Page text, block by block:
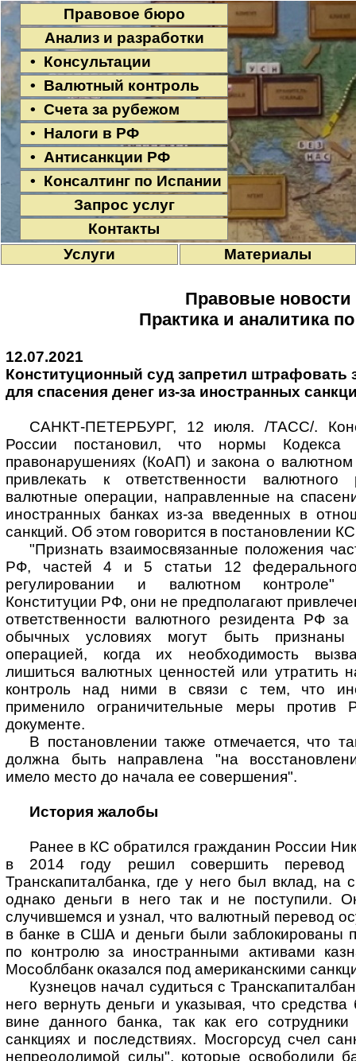
Правовое бюро
Анализ и разработки
• Консультации
• Валютный контроль
• Счета за рубежом
• Налоги в РФ
• Антисанкции РФ
• Консалтинг по Испании
Запрос услуг
Контакты
Услуги
Материалы
Правовые новости
Практика и аналитика
12.07.2021
Конституционный суд запретил штрафовать
для спасения денег из-за иностранных
САНКТ-ПЕТЕРБУРГ, 12 июля. /ТАСС/.
России постановил, что нормы Кодекса
правонарушениях (КоАП) и закона о валютном
привлекать к ответственности
валютные операции, направленные на
иностранных банках из-за введенных в
санкций. Об этом говорится в постановлении
"Признать взаимосвязанные положения
РФ, частей 4 и 5 статьи 12
регулировании и валютном контроле"
Конституции РФ, они не предполагают
ответственности валютного резидента РФ
обычных условиях могут быть признаны
операцией, когда их необходимость
лишиться валютных ценностей или утратить
контроль над ними в связи с тем, что
применило ограничительные меры против
документе.
В постановлении также отмечается, что
должна быть направлена "на
имело место до начала ее совершения".
История жалобы
Ранее в КС обратился гражданин России
в 2014 году решил совершить
Транскапиталбанка, где у него был вклад, на
однако деньги в него так и не поступили.
случившемся и узнал, что валютный перевод
в банке в США и деньги были заблокированы
по контролю за иностранными активами
Мособлбанк оказался под американскими
Кузнецов начал судиться с
него вернуть деньги и указывая, что
вине данного банка, так как его
санкциях и последствиях. Мосгорсуд счел
непреодолимой силы", которые освободили